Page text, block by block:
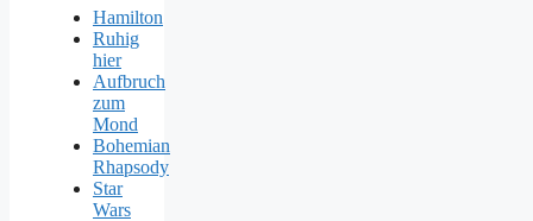
Hamilton
Ruhig
hier
Aufbruch
zum
Mond
Bohemian
Rhapsody
Star
Wars